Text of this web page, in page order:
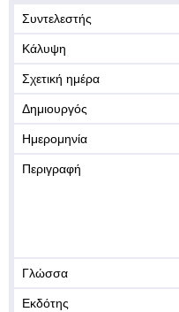
Συντελεστής
Κάλυψη
Σχετική ημέρα
Δημιουργός
Ημερομηνία
Περιγραφή
Γλώσσα
Εκδότης